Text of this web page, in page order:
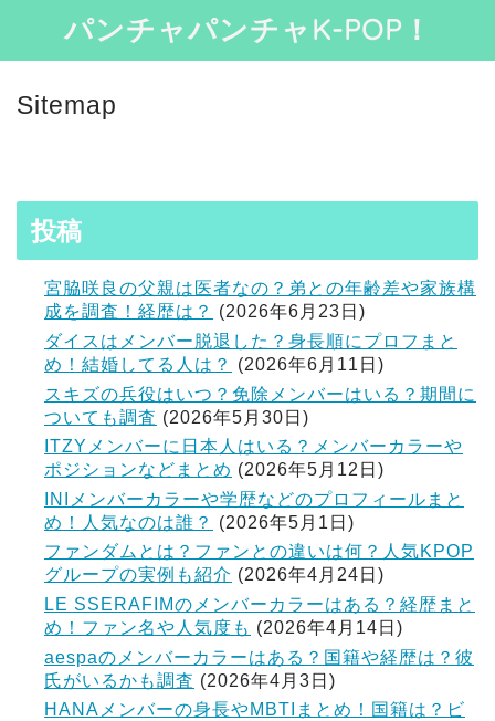
パンチャパンチャK-POP！
Sitemap
投稿
宮脇咲良の父親は医者なの？弟との年齢差や家族構
成を調査！経歴は？
(2026年6月23日)
ダイスはメンバー脱退した？身長順にプロフまと
め！結婚してる人は？
(2026年6月11日)
スキズの兵役はいつ？免除メンバーはいる？期間に
ついても調査 (2026年5月30日)
ITZYメンバーに日本人はいる？メンバーカラーや
ポジションなどまとめ (2026年5月12日)
INIメンバーカラーや学歴などのプロフィールまと
め！人気なのは誰？
(2026年5月1日)
ファンダムとは？ファンとの違いは何？人気KPOP
グループの実例も紹介 (2026年4月24日)
LE SSERAFIMのメンバーカラーはある？経歴まと
め！ファン名や人気度も (2026年4月14日)
aespaのメンバーカラーはある？国籍や経歴は？彼
氏がいるかも調査 (2026年4月3日)
HANAメンバーの身長やMBTIまとめ！国籍は？ビ